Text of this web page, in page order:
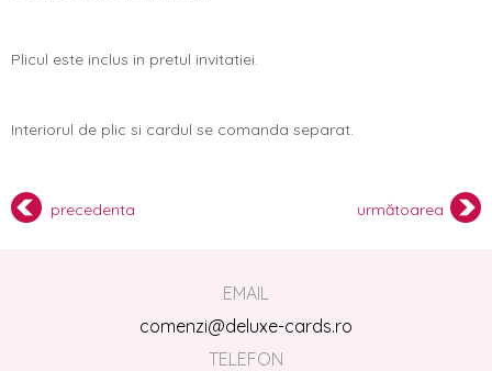
Plicul este inclus in pretul invitatiei.
Interiorul de plic si cardul se comanda separat.
precedenta următoarea
EMAIL
comenzi@deluxe-cards.ro
TELEFON